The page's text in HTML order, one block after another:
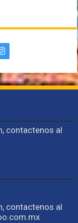
contactenos al
contactenos al